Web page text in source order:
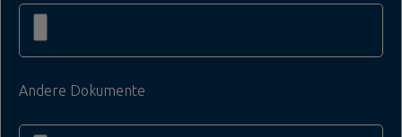
Andere Dokumente